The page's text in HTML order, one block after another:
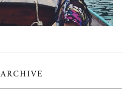
ARCHIVE